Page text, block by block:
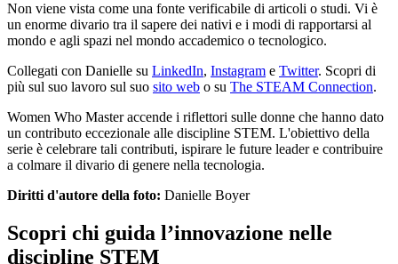
Non viene vista come una fonte verificabile di articoli o studi. Vi è
un enorme divario tra il sapere dei nativi e i modi di rapportarsi al
mondo e agli spazi nel mondo accademico o tecnologico.
Collegati con Danielle su LinkedIn, Instagram e Twitter. Scopri di
più sul suo lavoro sul suo sito web o su The STEAM Connection.
Women Who Master accende i riflettori sulle donne che hanno dato
un contributo eccezionale alle discipline STEM. L'obiettivo della
serie è celebrare tali contributi, ispirare le future leader e contribuire
a colmare il divario di genere nella tecnologia.
Diritti d'autore della foto: Danielle Boyer
Scopri chi guida l’innovazione nelle
discipline STEM